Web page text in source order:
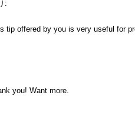
:
tip offered by you is very useful for
you! Want more.